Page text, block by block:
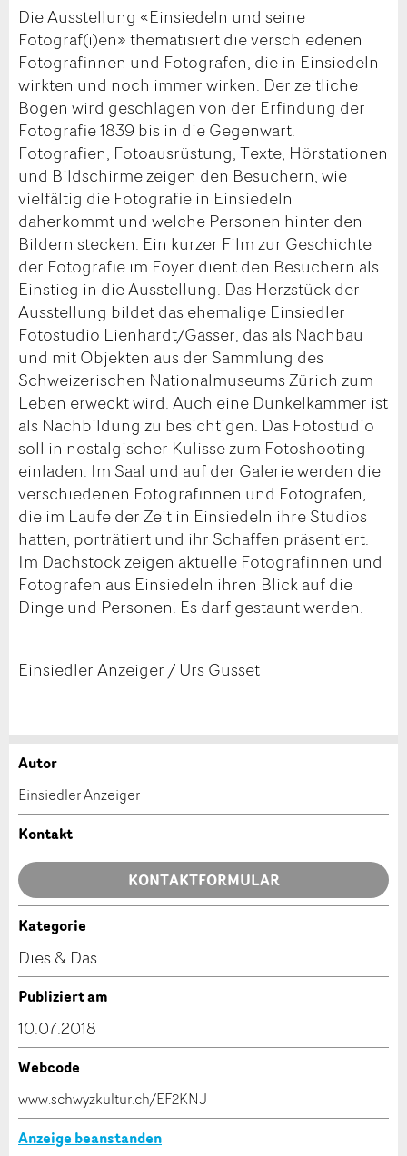
Die Ausstellung «Einsiedeln und seine
Fotograf(i)en» thematisiert die verschiedenen
Fotografinnen und Fotografen, die in Einsiedeln
wirkten und noch immer wirken. Der zeitliche
Bogen wird geschlagen von der Erfindung der
Fotografie 1839 bis in die Gegenwart.
Fotografien, Fotoausrüstung, Texte, Hörstationen
und Bildschirme zeigen den Besuchern, wie
vielfältig die Fotografie in Einsiedeln
daherkommt und welche Personen hinter den
Bildern stecken. Ein kurzer Film zur Geschichte
der Fotografie im Foyer dient den Besuchern als
Einstieg in die Ausstellung. Das Herzstück der
Ausstellung bildet das ehemalige Einsiedler
Fotostudio Lienhardt/Gasser, das als Nachbau
und mit Objekten aus der Sammlung des
Schweizerischen Nationalmuseums Zürich zum
Leben erweckt wird. Auch eine Dunkelkammer ist
als Nachbildung zu besichtigen. Das Fotostudio
soll in nostalgischer Kulisse zum Fotoshooting
einladen. Im Saal und auf der Galerie werden die
verschiedenen Fotografinnen und Fotografen,
die im Laufe der Zeit in Einsiedeln ihre Studios
hatten, porträtiert und ihr Schaffen präsentiert.
Im Dachstock zeigen aktuelle Fotografinnen und
Fotografen aus Einsiedeln ihren Blick auf die
Dinge und Personen. Es darf gestaunt werden.
Einsiedler Anzeiger / Urs Gusset
Anzeige beanstanden
Ihr Feedback wird sehr geschätzt!
Allgemeines Feedback
Anzeige nicht mehr gültig
Anzeige unvollständig
Anzeige weiterempfehlen
Empfehlen Sie diese Anzeige an Freunde weiter.
* Eingabe erforderlich
Autor
Einsiedler Anzeiger
Kontakt
KONTAKTFORMULAR
Kontakt
Verfassen Sie eine Nachricht für die Kontaktpersonen
Kategorie
Dies & Das
Publiziert am
10.07.2018
Webcode
www.schwyzkultur.ch/EF2KNJ
Anzeige beanstanden